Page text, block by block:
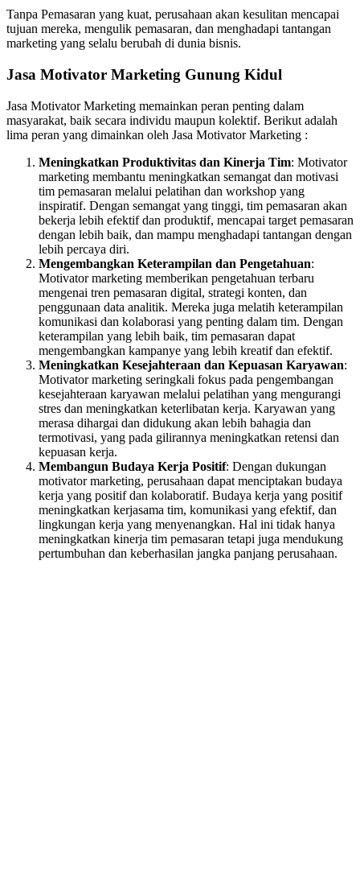
Tanpa Pemasaran yang kuat, perusahaan akan kesulitan mencapai
tujuan mereka, mengulik pemasaran, dan menghadapi tantangan
marketing yang selalu berubah di dunia bisnis.
Jasa Motivator Marketing Gunung Kidul
Jasa Motivator Marketing memainkan peran penting dalam
masyarakat, baik secara individu maupun kolektif. Berikut adalah
lima peran yang dimainkan oleh Jasa Motivator Marketing :
Meningkatkan Produktivitas dan Kinerja Tim: Motivator
marketing membantu meningkatkan semangat dan motivasi
tim pemasaran melalui pelatihan dan workshop yang
inspiratif. Dengan semangat yang tinggi, tim pemasaran akan
bekerja lebih efektif dan produktif, mencapai target pemasaran
dengan lebih baik, dan mampu menghadapi tantangan dengan
lebih percaya diri.
Mengembangkan Keterampilan dan Pengetahuan:
Motivator marketing memberikan pengetahuan terbaru
mengenai tren pemasaran digital, strategi konten, dan
penggunaan data analitik. Mereka juga melatih keterampilan
komunikasi dan kolaborasi yang penting dalam tim. Dengan
keterampilan yang lebih baik, tim pemasaran dapat
mengembangkan kampanye yang lebih kreatif dan efektif.
Meningkatkan Kesejahteraan dan Kepuasan Karyawan:
Motivator marketing seringkali fokus pada pengembangan
kesejahteraan karyawan melalui pelatihan yang mengurangi
stres dan meningkatkan keterlibatan kerja. Karyawan yang
merasa dihargai dan didukung akan lebih bahagia dan
termotivasi, yang pada gilirannya meningkatkan retensi dan
kepuasan kerja.
Membangun Budaya Kerja Positif: Dengan dukungan
motivator marketing, perusahaan dapat menciptakan budaya
kerja yang positif dan kolaboratif. Budaya kerja yang positif
meningkatkan kerjasama tim, komunikasi yang efektif, dan
lingkungan kerja yang menyenangkan. Hal ini tidak hanya
meningkatkan kinerja tim pemasaran tetapi juga mendukung
pertumbuhan dan keberhasilan jangka panjang perusahaan.